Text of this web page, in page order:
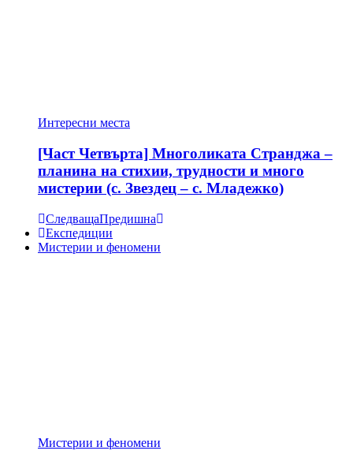
Интересни места
[Част Четвърта] Многоликата Странджа –
планина на стихии, трудности и много
мистерии (с. Звездец – с. Младежко)
СледващаПредишна
Експедиции
Мистерии и феномени
Мистерии и феномени